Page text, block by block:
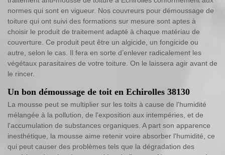
normes qui sont en vigueur. Nos couvreurs pour démoussage de
toiture qui ont suivi des formations sur mesure sont aptes à
choisir le produit de traitement adapté à chaque matériau de
couverture. Ce produit peut être un algicide, un fongicide ou
autre, selon le cas. Il fera en sorte d’enlever radicalement les
végétaux parasitaires de votre toiture. On le laissera agir avant de
le rincer.
Un bon démoussage de toit en Echirolles 38130
La mousse peut se multiplier sur les toits à cause de l'humidité
mélangée à la pollution, de l'exposition aux intempéries, et de
l'accumulation de substances organiques. A part son apparence
inesthétique, la mousse aime retenir voire absorber l'humidité, ce
qui peut causer des problèmes tels que la dégradation des